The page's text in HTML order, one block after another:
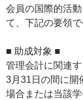
会員の国際的活
て、下記の要領で
■ 助成対象 ■
管理会計に関連
3月31日の間に開
場合または当該